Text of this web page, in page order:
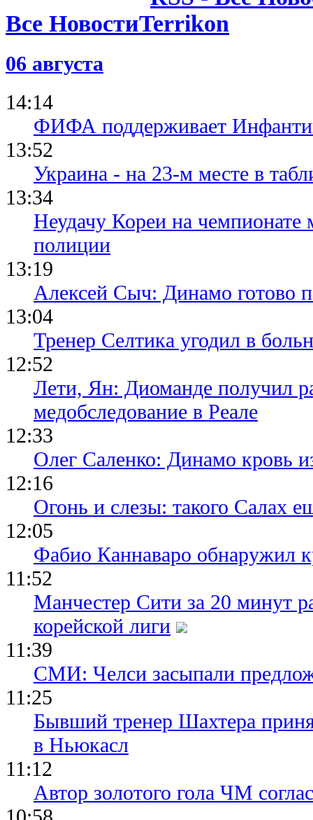
Все Новости
06 августа
14:14
ФИФА поддерживает
13:52
Украина - на 23-м месте в
13:34
Неудачу Кореи на
полиции
13:19
Алексей Сыч: Динамо готово
13:04
Тренер Селтика угодил в
12:52
Лети, Ян: Диоманде получил
медобследование в Реале
12:33
Олег Саленко: Динамо кровь
12:16
Огонь и слезы: такого Салах
12:05
Фабио Каннаваро обнаружил
11:52
Манчестер Сити за 20 минут
корейской лиги
11:39
СМИ: Челси засыпали
11:25
Бывший тренер Шахтера
в Ньюкасл
11:12
Автор золотого гола ЧМ